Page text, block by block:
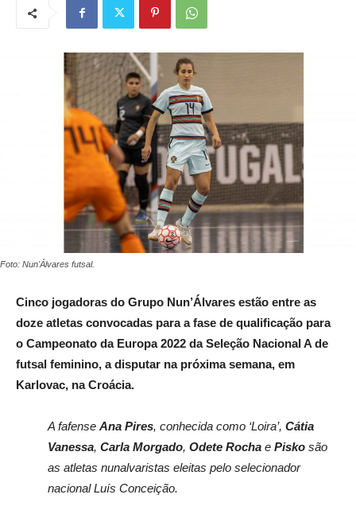
Foto: Nun'Álvares futsal.
Cinco jogadoras do Grupo Nun’Álvares estão entre as
doze atletas convocadas para a fase de qualificação para
o Campeonato da Europa 2022 da Seleção Nacional A de
futsal feminino, a disputar na próxima semana, em
Karlovac, na Croácia.
A fafense Ana Pires, conhecida como ‘Loira’, Cátia
Vanessa, Carla Morgado, Odete Rocha e Pisko são
as atletas nunalvaristas eleitas pelo selecionador
nacional Luís Conceição.